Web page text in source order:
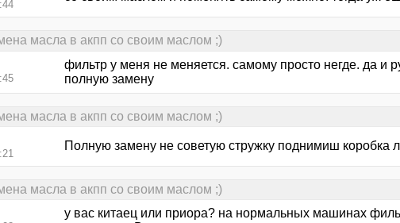
масла в акпп со своим маслом ;)
фильтр у меня не меняется. самому просто негде. да и
полную замену
масла в акпп со своим маслом ;)
Полную замену не советую стружку поднимиш коробка
масла в акпп со своим маслом ;)
у вас китаец или приора? на нормальных машинах